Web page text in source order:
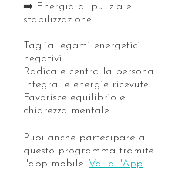
➡️ Energia di pulizia e
stabilizzazione
Taglia legami energetici
negativi
Radica e centra la persona
Integra le energie ricevute
Favorisce equilibrio e
chiarezza mentale
Puoi anche partecipare a
questo programma tramite
l'app mobile. Vai all'App